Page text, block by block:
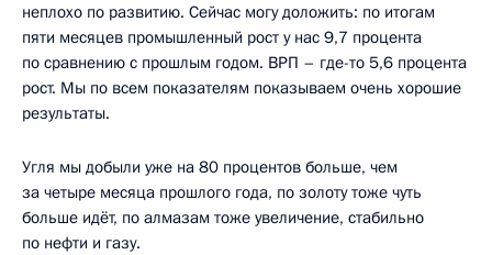
неплохо по развитию. Сейчас могу доложить: по итогам
пяти месяцев промышленный рост у нас 9,7 процента
по сравнению с прошлым годом. ВРП – где-то 5,6 процента
рост. Мы по всем показателям показываем очень хорошие
результаты.
Угля мы добыли уже на 80 процентов больше, чем
за четыре месяца прошлого года, по золоту тоже чуть
больше идёт, по алмазам тоже увеличение, стабильно
по нефти и газу.